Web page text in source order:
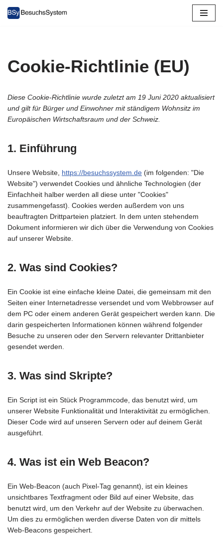
Cookie-Richtlinie (EU)
Diese Cookie-Richtlinie wurde zuletzt am 19 Juni 2020 aktualisiert
und gilt für Bürger und Einwohner mit ständigem Wohnsitz im
Europäischen Wirtschaftsraum und der Schweiz.
1. Einführung
Unsere Website, https://besuchssystem.de (im folgenden: "Die
Website") verwendet Cookies und ähnliche Technologien (der
Einfachheit halber werden all diese unter "Cookies"
zusammengefasst). Cookies werden außerdem von uns
beauftragten Drittparteien platziert. In dem unten stehendem
Dokument informieren wir dich über die Verwendung von Cookies
auf unserer Website.
2. Was sind Cookies?
Ein Cookie ist eine einfache kleine Datei, die gemeinsam mit den
Seiten einer Internetadresse versendet und vom Webbrowser auf
dem PC oder einem anderen Gerät gespeichert werden kann. Die
darin gespeicherten Informationen können während folgender
Besuche zu unseren oder den Servern relevanter Drittanbieter
gesendet werden.
3. Was sind Skripte?
Ein Script ist ein Stück Programmcode, das benutzt wird, um
unserer Website Funktionalität und Interaktivität zu ermöglichen.
Dieser Code wird auf unseren Servern oder auf deinem Gerät
ausgeführt.
4. Was ist ein Web Beacon?
Ein Web-Beacon (auch Pixel-Tag genannt), ist ein kleines
unsichtbares Textfragment oder Bild auf einer Website, das
benutzt wird, um den Verkehr auf der Website zu überwachen.
Um dies zu ermöglichen werden diverse Daten von dir mittels
Web-Beacons gespeichert.